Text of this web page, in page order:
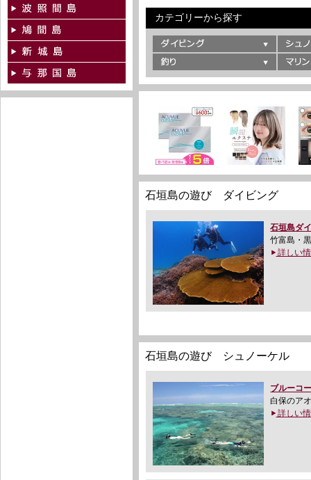
カテゴリーから探す
石垣島の遊び ダイビング
石垣島ダ
竹富島・
詳しい
石垣島の遊び シュノーケル
ブルーコ
白保のア
詳しい